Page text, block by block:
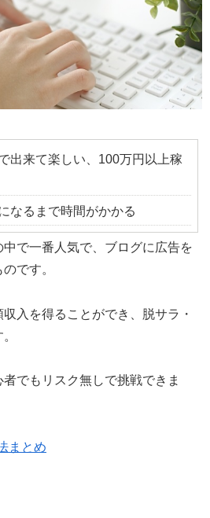
出来て楽しい、100万円以上稼
なるまで時間がかかる
で一番人気で、ブログに広告を
です。
入を得ることができ、脱サラ・
でもリスク無しで挑戦できま
まとめ